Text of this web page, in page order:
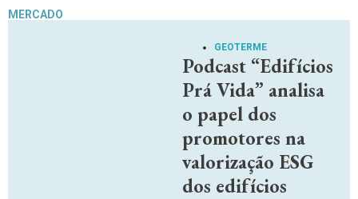
MERCADO
GEOTERME
Podcast “Edifícios
Prá Vida” analisa
o papel dos
promotores na
valorização ESG
dos edifícios